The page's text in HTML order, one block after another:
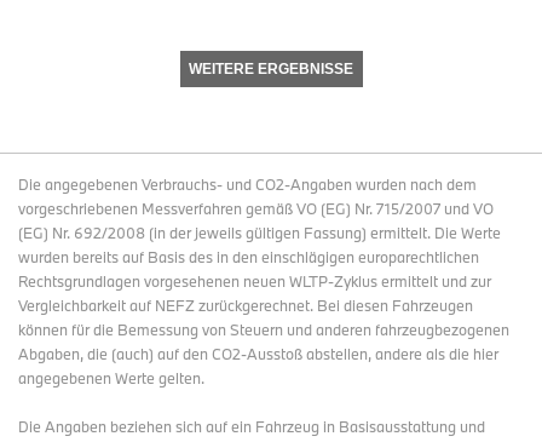
WEITERE ERGEBNISSE
Die angegebenen Verbrauchs- und CO2-Angaben wurden nach dem
vorgeschriebenen Messverfahren gemäß VO (EG) Nr. 715/2007 und VO
(EG) Nr. 692/2008 (in der jeweils gültigen Fassung) ermittelt. Die Werte
wurden bereits auf Basis des in den einschlägigen europarechtlichen
Rechtsgrundlagen vorgesehenen neuen WLTP-Zyklus ermittelt und zur
Vergleichbarkeit auf NEFZ zurückgerechnet. Bei diesen Fahrzeugen
können für die Bemessung von Steuern und anderen fahrzeugbezogenen
Abgaben, die (auch) auf den CO2-Ausstoß abstellen, andere als die hier
angegebenen Werte gelten.
Die Angaben beziehen sich auf ein Fahrzeug in Basisausstattung und